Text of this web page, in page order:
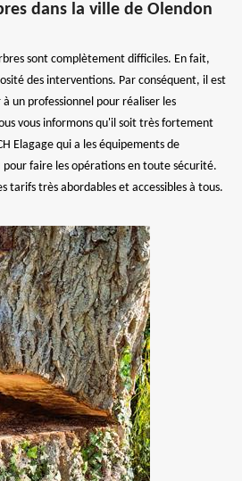
dans la ville de Olendon
sont complètement difficiles. En fait,
des interventions. Par conséquent, il est
un professionnel pour réaliser les
vous informons qu'il soit très fortement
Elagage qui a les équipements de
faire les opérations en toute sécurité.
tarifs très abordables et accessibles à tous.